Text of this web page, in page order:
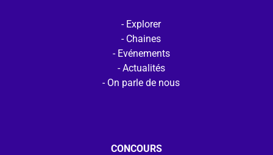
Explorer
Chaines
Evénements
Actualités
On parle de nous
CONCOURS